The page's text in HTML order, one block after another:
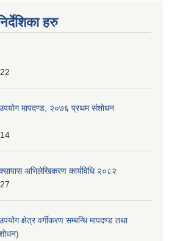
हरु
उपयोग मापदण्ड, २०७६ प्रथम संशोधन
अभिलेखिकरण कार्यविधि २०८२
क्षेत्र वर्गीकरण सम्बन्धि मापदण्ड तथा